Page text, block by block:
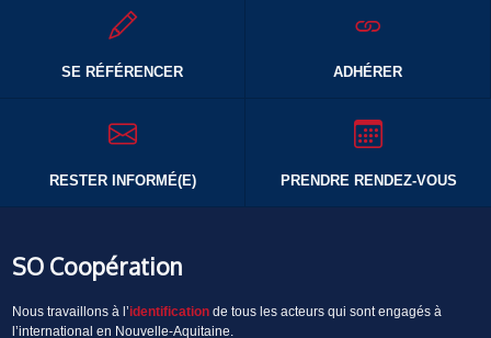
SE RÉFÉRENCER ADHÉRER
RESTER INFORMÉ(E) PRENDRE RENDEZ-VOUS
SO Coopération
Nous travaillons à l’identificationde tous les acteurs qui sont engagés à
l’international en Nouvelle-Aquitaine.